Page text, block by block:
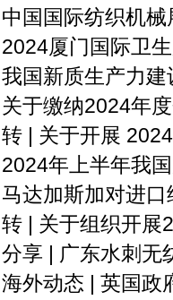
中国国际纺织机
2024厦门国际卫
我国新质生产力
关于缴纳2024年
转 | 关于开展
2024年上半年我
马达加斯加对进
转 | 关于组织开展
分享 | 广东水刺无
海外动态 | 英国政